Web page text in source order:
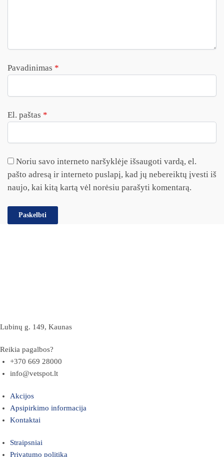
Pavadinimas *
El. paštas *
Noriu savo interneto naršyklėje išsaugoti vardą, el.
pašto adresą ir interneto puslapį, kad jų nebereiktų įvesti iš
naujo, kai kitą kartą vėl norėsiu parašyti komentarą.
Lubinų g. 149, Kaunas
Reikia pagalbos?
+370 669 28000
info@vetspot.lt
Akcijos
Apsipirkimo informacija
Kontaktai
Straipsniai
Privatumo politika